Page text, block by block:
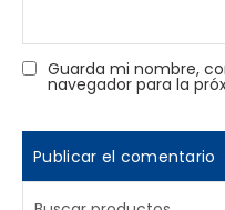
Guarda mi nombre,
navegador para la